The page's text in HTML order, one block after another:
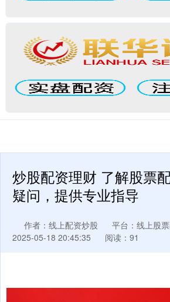
炒股配资理财 了解股票
疑问，提供专业指导
作者：线上配资炒股 平台：线上股
2025-05-18 20:45:35
阅读：91